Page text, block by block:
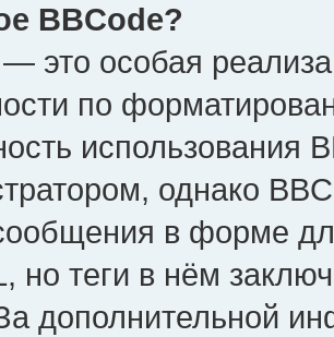
BBCode?
это особая
по
использования
однако
в форме
но теги в нём
дополнительной